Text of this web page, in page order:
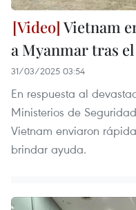
Vietnam
a Myanmar tras
31/03/2025 03:54
En respuesta al
Ministerios de
Vietnam enviaron
brindar ayuda.